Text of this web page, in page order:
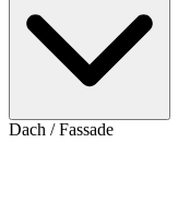
Dach / Fassade